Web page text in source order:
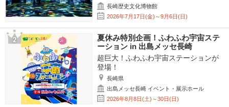
長崎歴史文化博物館
2026年7月17日(金)～9月6日(日)
夏休み特別企画！ふわふわ宇宙ステ
ーション in 出島メッセ長崎
超巨大！ふわふわ宇宙ステーションが
登場！
長崎県
出島メッセ長崎 イベント・展示ホール
2026年8月8日(土)～30日(日)